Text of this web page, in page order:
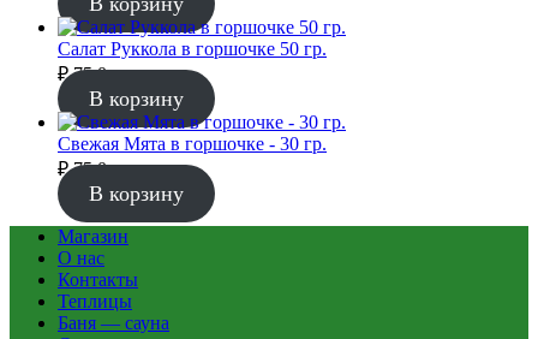
Салат Руккола в горшочке 50 гр.
₽75.0
В корзину
Свежая Мята в горшочке - 30 гр.
₽75.0
В корзину
Магазин
О нас
Контакты
Теплицы
Баня — сауна